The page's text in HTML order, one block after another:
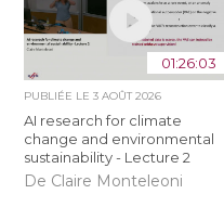
01:26:03
PUBLIÉE LE3 AOÛT 2026
AI research for climate
change and environmental
sustainability - Lecture 2
De Claire Monteleoni